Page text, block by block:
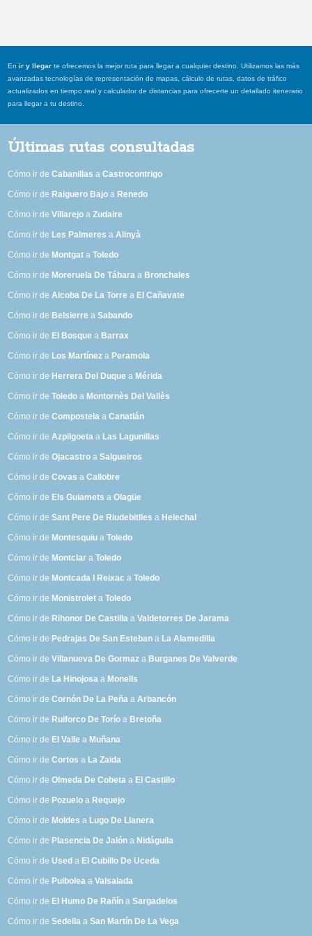
Enir y llegar te ofrecemos la mejor ruta para llegar a cualquier destino. Utilizamos las más
avanzadas tecnologías de representación de mapas, cálculo de rutas, datos de tráfico
actualizados en tiempo real y calculador de distancias para ofrecerte un detallado itenerario
para llegar a tu destino.
Últimas rutas consultadas
Cómo ir deCabanillas aCastrocontrigo
Cómo ir de Raiguero Bajo a Renedo
Cómo ir deVillarejo aZudaire
Cómo ir de Les Palmeres aAlinyà
Cómo ir de Montgat aToledo
Cómo ir de Moreruela De Tábara a Bronchales
Cómo ir deAlcoba De La Torre a El Cañavate
Cómo ir de Belsierre aSabando
Cómo ir de El Bosque a Barrax
Cómo ir de Los Martínez a Peramola
Cómo ir de Herrera Del Duque a Mérida
Cómo ir deToledo a Montornès Del Vallès
Cómo ir deCompostela aCanatlán
Cómo ir deAzpilgoeta a Las Lagunillas
Cómo ir deOjacastro aSalgueiros
Cómo ir deCovas aCallobre
Cómo ir de Els Guiamets aOlagüe
Cómo ir deSant Pere De Riudebitlles a Helechal
Cómo ir de Montesquiu aToledo
Cómo ir de Montclar aToledo
Cómo ir de Montcada I Reixac aToledo
Cómo ir de Monistrolet aToledo
Cómo ir de Rihonor De Castilla aValdetorres De Jarama
Cómo ir de Pedrajas De San Esteban a La Alamedilla
Cómo ir deVillanueva De Gormaz a Burganes De Valverde
Cómo ir de La Hinojosa a Monells
Cómo ir deCornón De La Peña aArbancón
Cómo ir de Ruiforco De Torío a Bretoña
Cómo ir de El Valle a Muñana
Cómo ir deCortos a La Zaida
Cómo ir deOlmeda De Cobeta a El Castillo
Cómo ir de Pozuelo a Requejo
Cómo ir de Moldes a Lugo De Llanera
Cómo ir de Plasencia De Jalón a Nidáguila
Cómo ir deUsed a El Cubillo De Uceda
Cómo ir de Puibolea aValsalada
Cómo ir de El Humo De Rañín aSargadelos
Cómo ir deSedella aSan Martín De La Vega